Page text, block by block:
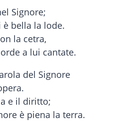
Signore;
bella la lode.
la cetra,
a lui cantate.
del Signore
e il diritto;
è piena la terra.